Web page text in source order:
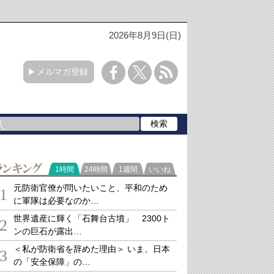
2026年8月9日(日)
メルマガ登録
ランキング
1時間 24時間 1週間 いいね
1
元防衛官僚が問いたいこと、平和のため
に軍隊は必要なのか…
2
世界遺産に輝く「石舞台古墳」 2300ト
ンの巨石が露出…
3
＜私が防衛省を辞めた理由＞ いま、日本
の「安全保障」の…